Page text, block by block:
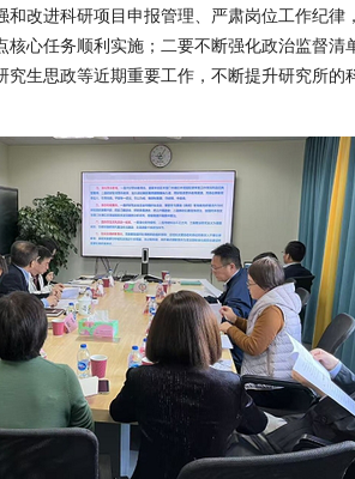
改进科研项目申报管理、严肃岗位工作纪律
心任务顺利实施；二要不断强化政治监督清
生思政等近期重要工作，不断提升研究所的